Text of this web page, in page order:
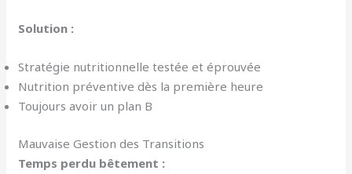
Solution :
Stratégie nutritionnelle testée et éprouvée
Nutrition préventive dès la première heure
Toujours avoir un plan B
Mauvaise Gestion des Transitions
Temps perdu bêtement :